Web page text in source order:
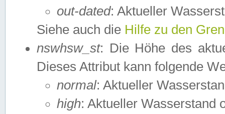
out-dated: Aktueller
Siehe auch die Hilfe zu den
nswhsw_st: Die Höhe des
Dieses Attribut kann folgende
normal: Aktueller
high: Aktueller Wasserstand